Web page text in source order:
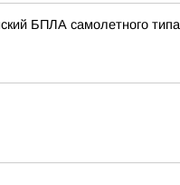
БПЛА самолетного типа